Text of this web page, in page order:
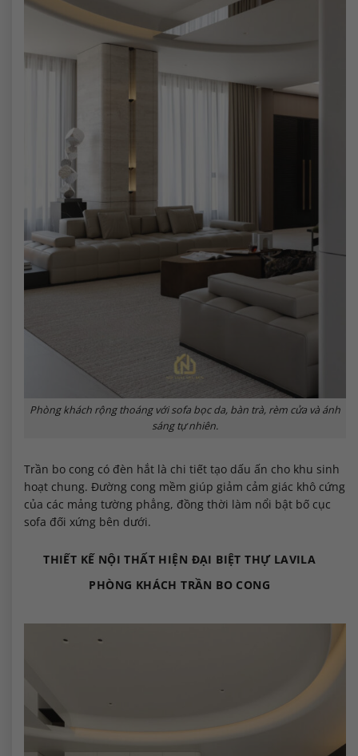
Phòng khách rộng thoáng với sofa bọc da, bàn trà, rèm cửa và ánh
sáng tự nhiên.
Trần bo cong có đèn hắt là chi tiết tạo dấu ấn cho khu sinh
hoạt chung. Đường cong mềm giúp giảm cảm giác khô cứng
của các mảng tường phẳng, đồng thời làm nổi bật bố cục
sofa đối xứng bên dưới.
THIẾT KẾ NỘI THẤT HIỆN ĐẠI BIỆT THỰ LAVILA
PHÒNG KHÁCH TRẦN BO CONG